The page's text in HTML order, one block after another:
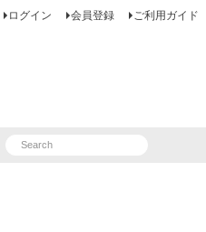
ログイン 会員登録 ご利用ガイド